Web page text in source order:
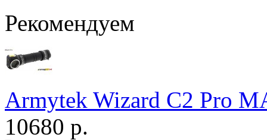
Рекомендуем
Armytek Wizard С2 Pro
10680 р.